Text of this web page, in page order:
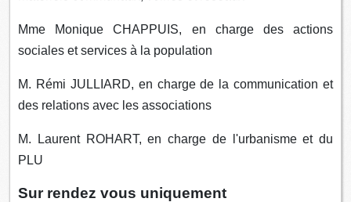
Mme Monique CHAPPUIS, en charge des actions
sociales et services à la population
M. Rémi JULLIARD, en charge de la communication et
des relations avec les associations
M. Laurent ROHART, en charge de l'urbanisme et du
PLU
Sur rendez vous uniquement